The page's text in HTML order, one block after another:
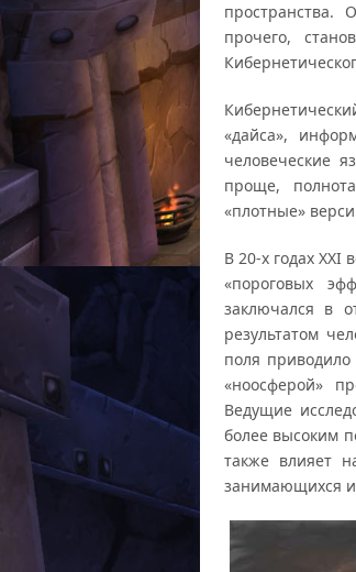
пространства.
прочего,
«дайса»,
человеческие
проще,
«плотные»
В 20-х годах XXI
«пороговых
заключался в
результатом
поля
«ноосферой»
Ведущие
более высоким
также влияет
занимающихся